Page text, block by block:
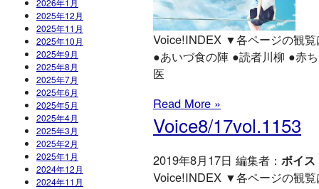
2026年1月
2025年12月
2025年11月
2025年10月
2025年9月
2025年8月
2025年7月
2025年6月
2025年5月
2025年4月
2025年3月
2025年2月
2025年1月
2024年12月
2024年11月
Voice!INDEX ▼各ページの観
●あいづ食の陣 ●読者川柳 ●赤
医
Read More »
Voice8/17vol.1153
2019年8月17日 編集者： ボイス
Voice!INDEX ▼各ページの観